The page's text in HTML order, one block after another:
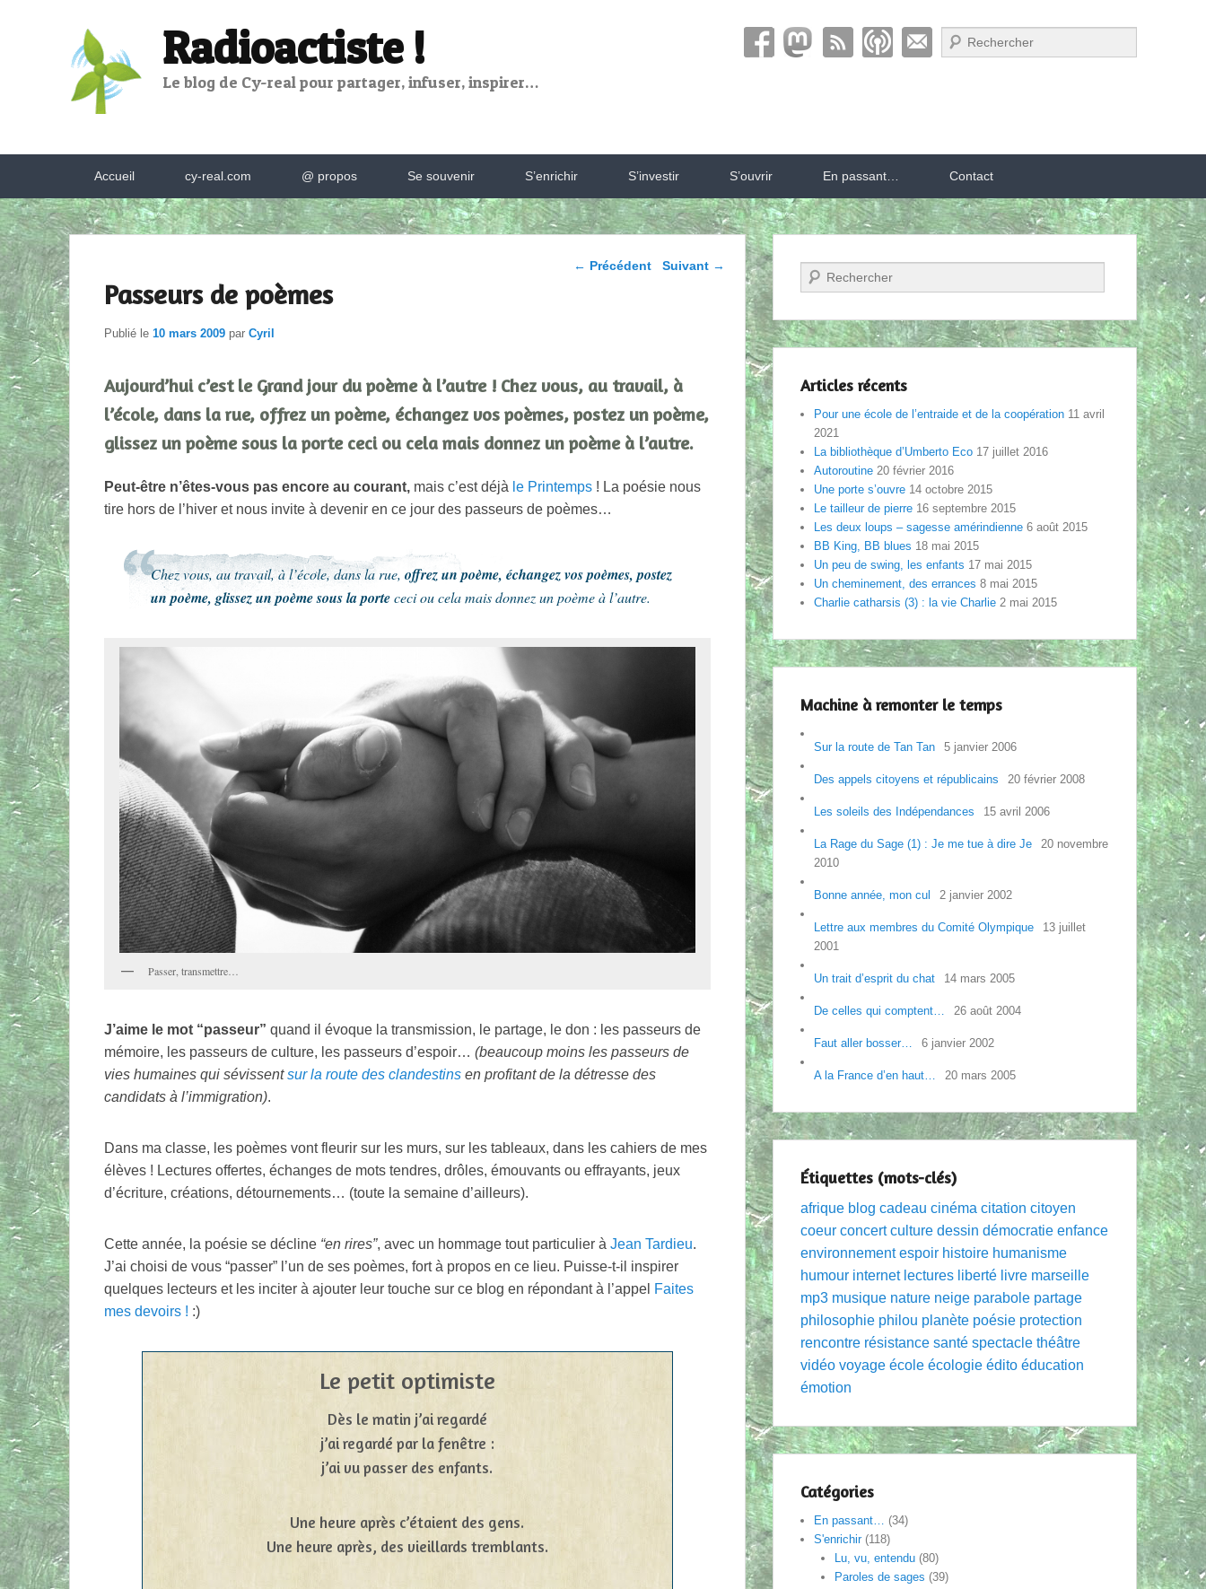
Radioactiste !
Le blog de Cy-real pour partager, infuser, inspirer…
Recherche
Accueil cy-real.com @ propos Se souvenir S’enrichir S’investir S’ouvrir En passant… Contact
Parcourir les articles
← Précédent Suivant →
Passeurs de poèmes
Publié le 10 mars 2009 par Cyril
Aujourd’hui c’est le Grand jour du poème à l’autre ! Chez vous, au travail, à
l’école, dans la rue, offrez un poème, échangez vos poèmes, postez un poème,
glissez un poème sous la porte ceci ou cela mais donnez un poème à l’autre.
Peut-être n’êtes-vous pas encore au courant, mais c’est déjà le Printemps ! La poésie nous
tire hors de l’hiver et nous invite à devenir en ce jour des passeurs de poèmes…
Chez vous, au travail, à l’école, dans la rue, offrez un poème, échangez vos poèmes, postez
un poème, glissez un poème sous la portececi ou cela mais donnez un poème à l’autre.
Passer, transmettre…
J’aime le mot “passeur” quand il évoque la transmission, le partage, le don : les passeurs de
mémoire, les passeurs de culture, les passeurs d’espoir… (beaucoup moins les passeurs de
vies humaines qui sévissentsur la route des clandestins en profitant de la détresse des
candidats à l’immigration).
Dans ma classe, les poèmes vont fleurir sur les murs, sur les tableaux, dans les cahiers de mes
élèves ! Lectures offertes, échanges de mots tendres, drôles, émouvants ou effrayants, jeux
d’écriture, créations, détournements… (toute la semaine d’ailleurs).
Cette année, la poésie se décline “en rires”, avec un hommage tout particulier à Jean Tardieu.
J’ai choisi de vous “passer” l’un de ses poèmes, fort à propos en ce lieu. Puisse-t-il inspirer
quelques lecteurs et les inciter à ajouter leur touche sur ce blog en répondant à l’appel Faites
mes devoirs ! :)
Le petit optimiste
Dès le matin j’ai regardé
j’ai regardé par la fenêtre :
j’ai vu passer des enfants.
Une heure après c’étaient des gens.
Une heure après, des vieillards tremblants.
Recherche
Articles récents
Pour une école de l’entraide et de la coopération 11 avril
2021
La bibliothèque d’Umberto Eco 17 juillet 2016
Autoroutine 20 février 2016
Une porte s’ouvre 14 octobre 2015
Le tailleur de pierre 16 septembre 2015
Les deux loups – sagesse amérindienne 6 août 2015
BB King, BB blues 18 mai 2015
Un peu de swing, les enfants 17 mai 2015
Un cheminement, des errances 8 mai 2015
Charlie catharsis (3) : la vie Charlie 2 mai 2015
Machine à remonter le temps
Sur la route de Tan Tan 5 janvier 2006
Des appels citoyens et républicains 20 février 2008
Les soleils des Indépendances 15 avril 2006
La Rage du Sage (1) : Je me tue à dire Je
20 novembre
2010
Bonne année, mon cul 2 janvier 2002
Lettre aux membres du Comité Olympique
13 juillet
2001
Un trait d’esprit du chat 14 mars 2005
De celles qui comptent… 26 août 2004
Faut aller bosser… 6 janvier 2002
A la France d’en haut… 20 mars 2005
Étiquettes (mots-clés)
afrique blog cadeau cinéma citation citoyen
coeur concert culture dessin démocratie enfance
environnement espoir histoire humanisme
humour internet lectures liberté livre marseille
mp3 musique nature neige parabole partage
philosophie philou planète poésie protection
rencontre résistance santé spectacle théâtre
vidéo voyage école écologie édito éducation
émotion
Catégories
En passant… (34)
S'enrichir(118)
Lu, vu, entendu(80)
Paroles de sages (39)